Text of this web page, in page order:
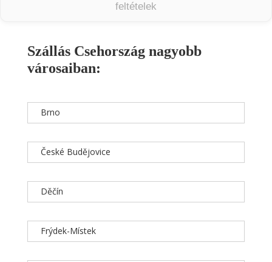
feltételek
Szállás Csehország nagyobb
városaiban:
Brno
České Budějovice
Děčín
Frýdek-Místek